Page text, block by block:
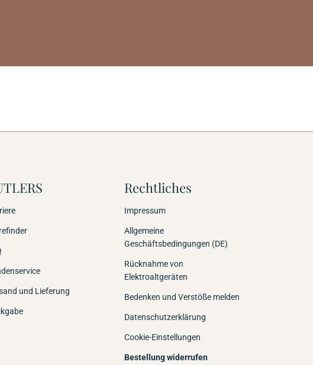
und Lieferung
Rechtliches
Impressum
Allgemeine
Geschäftsbedingungen (DE)
Rücknahme von
Elektroaltgeräten
Bedenken und Verstöße melden
Datenschutzerklärung
Cookie-Einstellungen
Bestellung widerrufen